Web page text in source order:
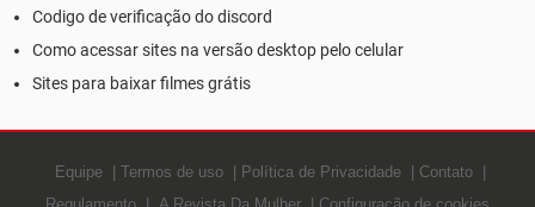
Codigo de verificação do discord
Como acessar sites na versão desktop pelo celular
Sites para baixar filmes grátis
Equipe Termos de uso Política de Privacidade
Contato